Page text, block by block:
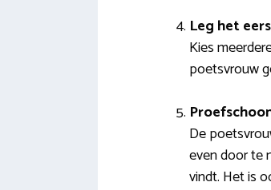
Leg het
Kies
poetsvrouw
De
even door te
vindt. Het is